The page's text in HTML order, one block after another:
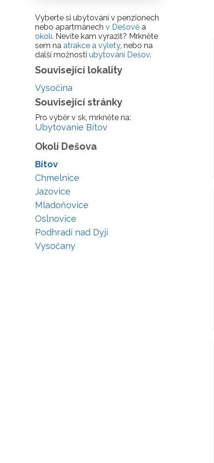
Vyberte si ubytování v penzionech
nebo apartmánech v Dešově a
okolí. Nevíte kam vyrazit? Mrkněte
sem na atrakce a výlety, nebo na
další možnosti ubytování Dešov.
Související lokality
Vysočina
Související stránky
Pro výběr v sk, mrkněte na:
Ubytovanie Bítov
Okolí Dešova
Bítov
Chmelnice
Jazovice
Mladoňovice
Oslnovice
Podhradí nad Dyjí
Vysočany